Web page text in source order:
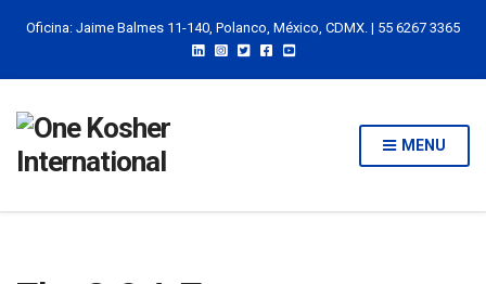
Oficina: Jaime Balmes 11-140, Polanco, México, CDMX. | 55 6267 3365
MENU